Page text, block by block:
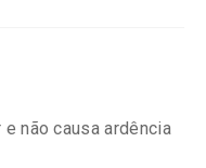
não causa ardência